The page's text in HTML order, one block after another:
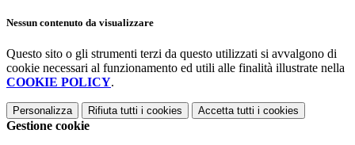
Nessun contenuto da visualizzare
Questo sito o gli strumenti terzi da questo utilizzati si avvalgono di
cookie necessari al funzionamento ed utili alle finalità illustrate nella
COOKIE POLICY.
Personalizza Rifiuta tutti i cookies Accetta tutti i cookies
Gestione cookie